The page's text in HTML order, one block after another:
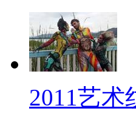
2011艺术